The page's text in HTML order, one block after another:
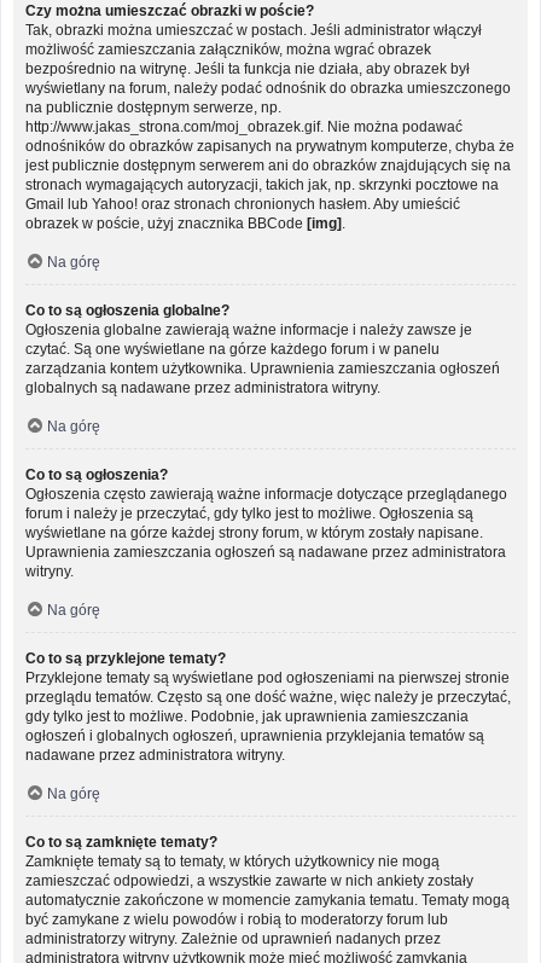
Czy można umieszczać obrazki w poście?
Tak, obrazki można umieszczać w postach. Jeśli administrator włączył
możliwość zamieszczania załączników, można wgrać obrazek
bezpośrednio na witrynę. Jeśli ta funkcja nie działa, aby obrazek był
wyświetlany na forum, należy podać odnośnik do obrazka umieszczonego
na publicznie dostępnym serwerze, np.
http://www.jakas_strona.com/moj_obrazek.gif. Nie można podawać
odnośników do obrazków zapisanych na prywatnym komputerze, chyba że
jest publicznie dostępnym serwerem ani do obrazków znajdujących się na
stronach wymagających autoryzacji, takich jak, np. skrzynki pocztowe na
Gmail lub Yahoo! oraz stronach chronionych hasłem. Aby umieścić
obrazek w poście, użyj znacznika BBCode [img]
Na górę
Co to są ogłoszenia globalne?
Ogłoszenia globalne zawierają ważne informacje i należy zawsze je
czytać. Są one wyświetlane na górze każdego forum i w panelu
zarządzania kontem użytkownika. Uprawnienia zamieszczania ogłoszeń
globalnych są nadawane przez administratora witryny.
Na górę
Co to są ogłoszenia?
Ogłoszenia często zawierają ważne informacje dotyczące przeglądanego
forum i należy je przeczytać, gdy tylko jest to możliwe. Ogłoszenia są
wyświetlane na górze każdej strony forum, w którym zostały napisane.
Uprawnienia zamieszczania ogłoszeń są nadawane przez administratora
witryny.
Na górę
Co to są przyklejone tematy?
Przyklejone tematy są wyświetlane pod ogłoszeniami na pierwszej stronie
przeglądu tematów. Często są one dość ważne, więc należy je przeczytać,
gdy tylko jest to możliwe. Podobnie, jak uprawnienia zamieszczania
ogłoszeń i globalnych ogłoszeń, uprawnienia przyklejania tematów są
nadawane przez administratora witryny.
Na górę
Co to są zamknięte tematy?
Zamknięte tematy są to tematy, w których użytkownicy nie mogą
zamieszczać odpowiedzi, a wszystkie zawarte w nich ankiety zostały
automatycznie zakończone w momencie zamykania tematu. Tematy mogą
być zamykane z wielu powodów i robią to moderatorzy forum lub
administratorzy witryny. Zależnie od uprawnień nadanych przez
administratora witryny użytkownik może mieć możliwość zamykania